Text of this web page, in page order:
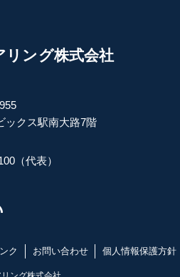
ング株式会社
クス駅南大路7階
（代表）
ク お問い合わせ 個人情報保護方針